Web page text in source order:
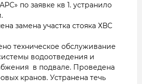
по заявке кв 1. устранило
замена участка стояка ХВС
техническое обслуживание
водоотведения и
в подвале. Проведена
кранов. Устранена течь